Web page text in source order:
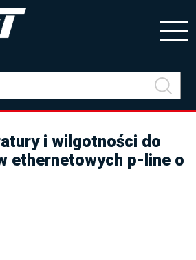
i wilgotności do
ethernetowych p-line o